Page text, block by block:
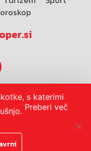
s katerimi
Preberi več